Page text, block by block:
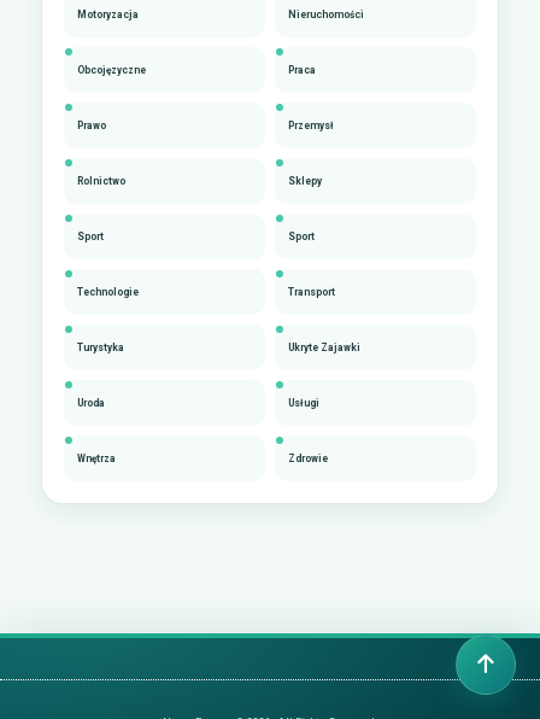
Motoryzacja Nieruchomości
Obcojęzyczne Praca
Prawo Przemysł
Rolnictwo Sklepy
Sport Sport
Technologie Transport
Turystyka Ukryte Zajawki
Uroda Usługi
Wnętrza Zdrowie